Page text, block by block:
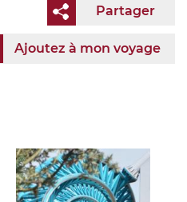
Partager
Ajoutez à mon voyage